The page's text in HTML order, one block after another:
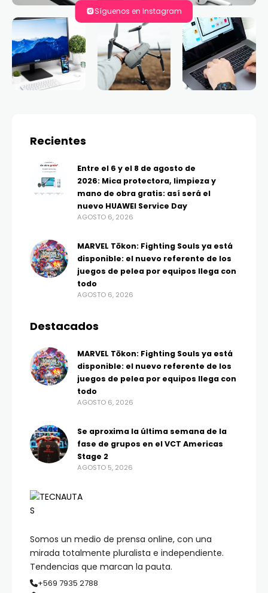
Síguenos en Instagram
Somos un medio de prensa online, con una
mirada totalmente pluralista e independiente.
Tendencias que marcan la pauta.
+569 7935 2788
Recientes
Entre el 6 y el 8 de agosto de
2026: Mica protectora, limpieza y
mano de obra gratis: así será el
nuevo HUAWEI Service Day
AGOSTO 6, 2026
MARVEL Tōkon: Fighting Souls ya está
disponible: el nuevo referente de los
juegos de pelea por equipos llega con
todo
AGOSTO 6, 2026
Destacados
MARVEL Tōkon: Fighting Souls ya está
disponible: el nuevo referente de los
juegos de pelea por equipos llega con
todo
AGOSTO 6, 2026
Se aproxima la última semana de la
fase de grupos en el VCT Americas
Stage 2
AGOSTO 5, 2026